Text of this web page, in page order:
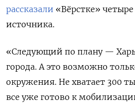
рассказали «Вёрстке»
источника.
«Следующий по плану —
города. А это возможно
окружения. Не хватает 300
все уже готово к